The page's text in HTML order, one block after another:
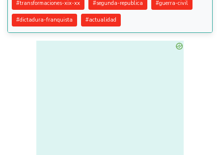
#transformaciones-xix-xx #segunda-republica #guerra-civil
#dictadura-franquista #actualidad